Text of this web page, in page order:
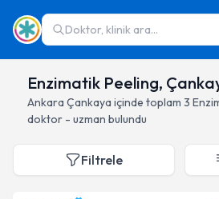
Doktor, klinik ara...
Enzimatik Peeling,
Ankara Çankaya içinde toplam 3
doktor - uzman bulundu
Filtrele